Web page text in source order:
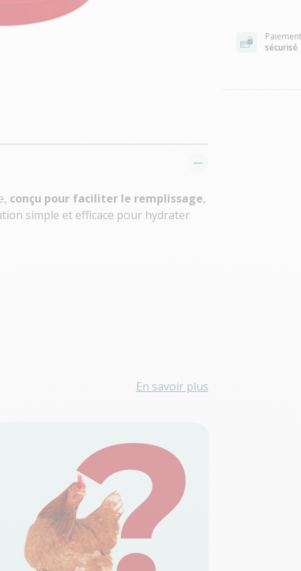
Paiement
sécurisé
conçu pour faciliter le remplissage,
simple et efficace pour hydrater
En savoir plus